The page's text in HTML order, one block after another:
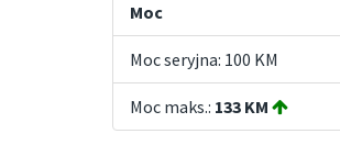
Moc
Moc seryjna: 100 KM
Moc maks.: 133 KM